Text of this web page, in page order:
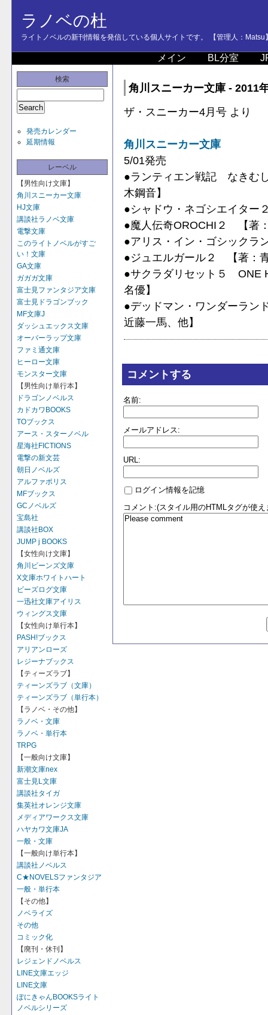
ラノベの杜
ライトノベルの新刊情報を発信している個人サイトです。 【管理人：Matsu
メイン BL分室
検索
発売カレンダー
延期情報
レーベル
【男性向け文庫】
角川スニーカー文庫
HJ文庫
講談社ラノベ文庫
電撃文庫
このライトノベルがすご
い！文庫
GA文庫
ガガガ文庫
富士見ファンタジア文庫
富士見ドラゴンブック
MF文庫J
ダッシュエックス文庫
オーバーラップ文庫
ファミ通文庫
ヒーロー文庫
モンスター文庫
【男性向け単行本】
ドラゴンノベルス
カドカワBOOKS
TOブックス
アース・スターノベル
星海社FICTIONS
電撃の新文芸
朝日ノベルズ
アルファポリス
MFブックス
GCノベルズ
宝島社
講談社BOX
JUMP j BOOKS
【女性向け文庫】
角川ビーンズ文庫
X文庫ホワイトハート
ビーズログ文庫
一迅社文庫アイリス
ウィングス文庫
【女性向け単行本】
PASH!ブックス
アリアンローズ
レジーナブックス
【ティーズラブ】
ティーンズラブ（文庫）
ティーンズラブ（単行本）
【ラノベ・その他】
ラノベ・文庫
ラノベ・単行本
TRPG
【一般向け文庫】
新潮文庫nex
富士見L文庫
講談社タイガ
集英社オレンジ文庫
メディアワークス文庫
ハヤカワ文庫JA
一般・文庫
【一般向け単行本】
講談社ノベルス
C★NOVELSファンタジア
一般・単行本
【その他】
ノベライズ
その他
コミック化
【廃刊・休刊】
レジェンドノベルス
LINE文庫エッジ
LINE文庫
ぽにきゃんBOOKSライト
ノベルシリーズ
角川スニーカー文庫 - 2011
ザ・スニーカー4月号 より
角川スニーカー文庫
5/01発売
●ランティエン戦記 なきむ
木鋼音】
●シャドウ・ネゴシエイタ
●魔人伝奇OROCHI２ 【著
●アリス・イン・ゴシック
●ジュエルガール２ 【著：
●サクラダリセット５ ONE
名優】
●デッドマン・ワンダーラ
近藤一馬、他】
コメントする
名前:
メールアドレス:
URL:
ログイン情報を記憶
コメント:(スタイル用のHTMLタグが使え